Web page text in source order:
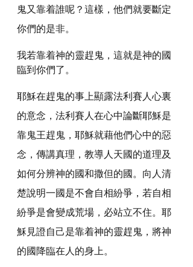
鬼又靠着誰呢？這樣，他們就要斷定
你們的是非。
我若靠着神的靈趕鬼，這就是神的國
臨到你們了。
耶穌在趕鬼的事上顯露法利賽人心裏
的意念，法利賽人在心中論斷耶穌是
靠鬼王趕鬼，耶穌就藉他們心中的惡
念，傳講真理，教導人天國的道理及
如何分辨神的國和撒但的國。向人清
楚說明一國是不會自相紛爭，若自相
紛爭是會變成荒場，必站立不住。耶
穌見證自己是靠着神的靈趕鬼，將神
的國降臨在人的身上。